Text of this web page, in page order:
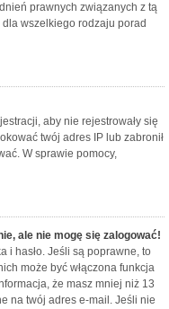
prawnych związanych z tą
wszelkiego rodzaju porad
aby nie rejestrowały się
twój adres IP lub zabronił
W sprawie pomocy,
ale nie mogę się zalogować!
i hasło. Jeśli są poprawne, to
może być włączona funkcja
że masz mniej niż 13
na twój adres e-mail. Jeśli nie